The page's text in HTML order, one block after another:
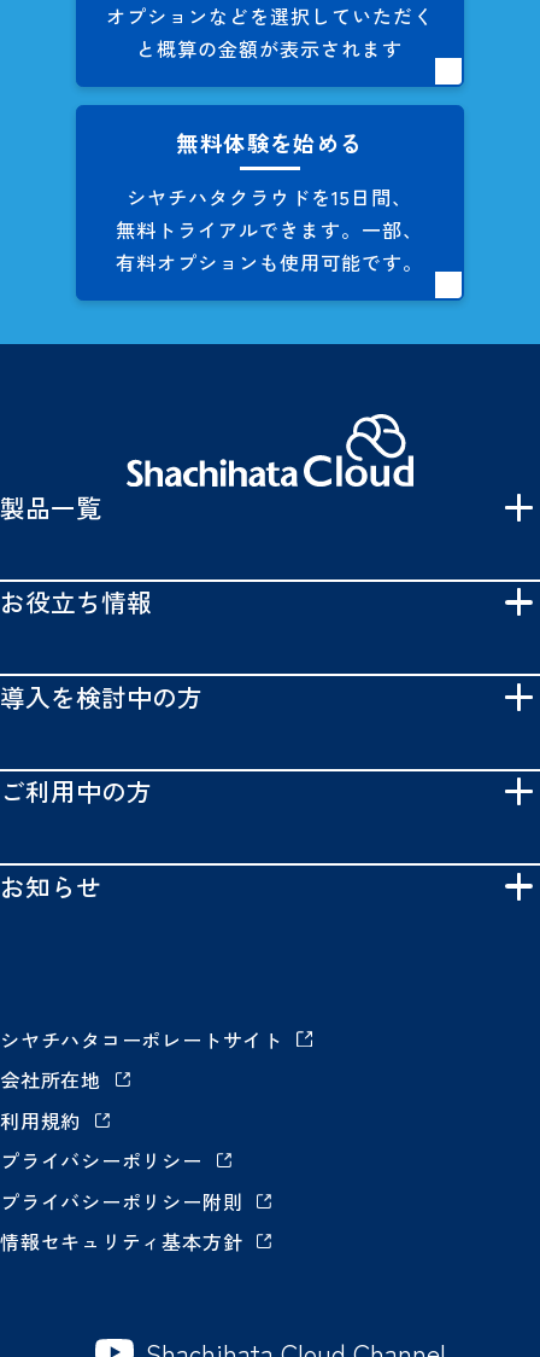
オプションなどを選択していただく
と概算の金額が表示されます
無料体験を始める
シヤチハタクラウドを15日間、
無料トライアルできます。 一部、
有料オプションも使用可能です。
製品一覧
お役立ち情報
導入を検討中の方
ご利用中の方
お知らせ
シヤチハタコーポレートサイト
会社所在地
利用規約
プライバシーポリシー
プライバシーポリシー附則
情報セキュリティ基本方針